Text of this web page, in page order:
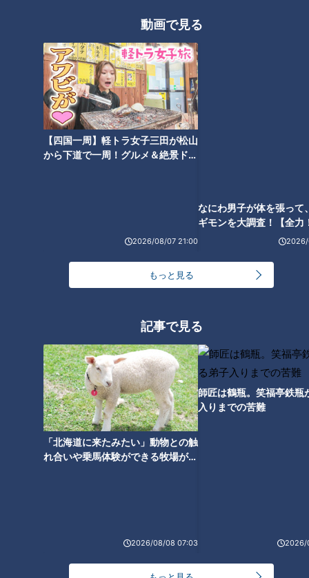
動画で見る
【四国一周】軽トラ女子三田が松山
から下道で一周！グルメ＆絶景ドラ
2026/08/07 21:00 2026/
もっと見る
記事で見る
「北海道に来たみたい」動物との触
れ合いや乗馬体験ができる牧場がオ
2026/08/08 07:03
師匠は鶴瓶。笑福亭鉄瓶
入りまでの苦難
2026/
真夏の山登りに海外ロケ…過酷な現場エピソード
局ヘアメイクの仕事
オススメ関連コンテンツ
トレンドよりも“似合う”を。現役ヘアメイク3人
が明かすテレビメイクの裏側
CBCテレビ me:tone編集部
テレビ番組で活躍するヘアメイクさんは、日々どんなことを考
えながらメイクをしているのでしょうか。
今回は、トレンドに流されず「その人らしさ」を最大限に引き
出すメイクや、番組制作の裏側で培われたプロの技について伺
ズ」などの番組では、やはりトレンドを意識されているのでし